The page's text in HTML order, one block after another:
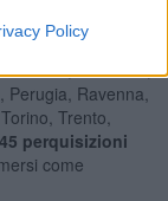
Policy
di Bari,
Cremona,
Ravenna,
Trento,
45 perquisizioni
come